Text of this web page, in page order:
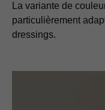
La variante de
particulièrement
dressings.